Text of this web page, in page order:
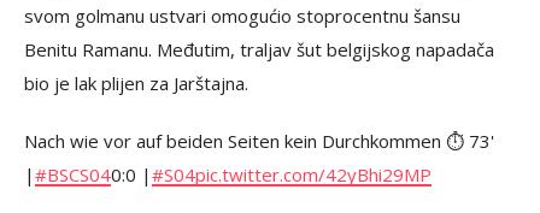
svom golmanu ustvari omogućio stoprocentnu šansu
Benitu Ramanu. Međutim, traljav šut belgijskog napadača
bio je lak plijen za Jarštajna.
Nach wie vor auf beiden Seiten kein Durchkommen ⏱️ 73'
| #BSCS040:0 | #S04pic.twitter.com/42yBhi29MP